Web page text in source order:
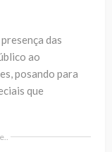
das
ao
posando para
que